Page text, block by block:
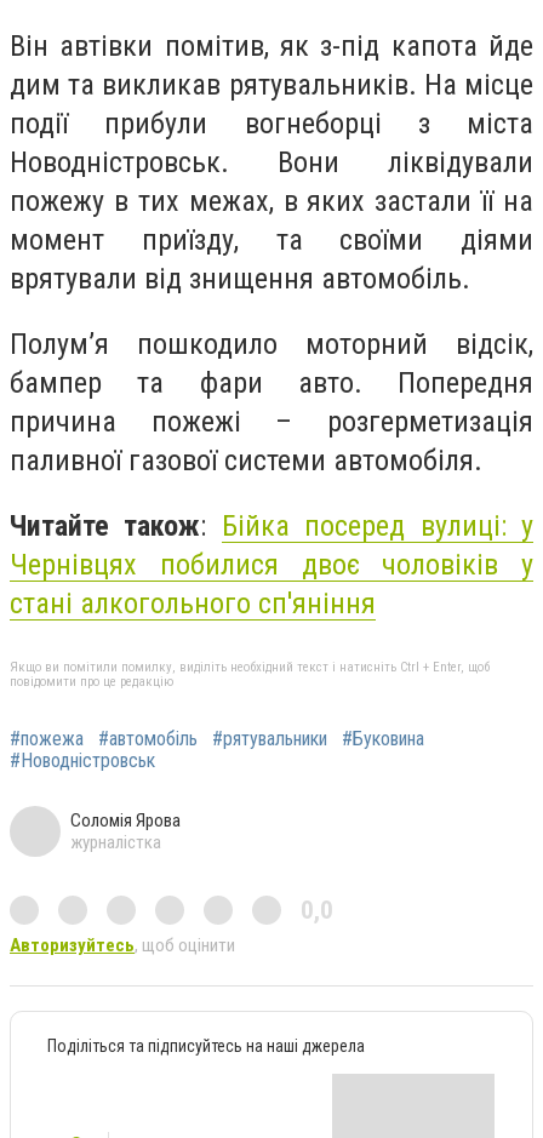
Він автівки помітив, як з-під капота йде
дим та викликав рятувальників. На місце
події прибули вогнеборці з міста
Новодністровськ. Вони ліквідували
пожежу в тих межах, в яких застали її на
момент приїзду, та своїми діями
врятували від знищення автомобіль.
Полум’я пошкодило моторний відсік,
бампер та фари авто. Попередня
причина пожежі – розгерметизація
паливної газової системи автомобіля.
Читайте також: Бійка посеред вулиці: у
Чернівцях побилися двоє чоловіків у
стані алкогольного сп'яніння
Якщо ви помітили помилку, виділіть необхідний текст і натисніть Ctrl + Enter, щоб
повідомити про це редакцію
#пожежа #автомобіль #рятувальники
#Буковина
#Новодністровськ
Соломія Ярова
журналістка
0,0
Авторизуйтесь, щоб оцінити
Поділіться та підписуйтесь на наші джерела